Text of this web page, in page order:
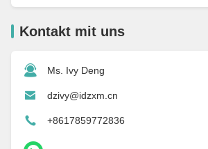
Kontakt mit uns
Ms. Ivy Deng
dzivy@idzxm.cn
+8617859772836